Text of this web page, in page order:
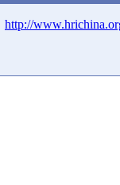
http://